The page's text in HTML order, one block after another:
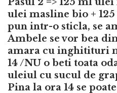
ulei masline bio +
pun intr-o sticla, se
Ambele se vor bea
amara cu inghitituri
14 /NU o beti toata
uleiul cu sucul de
Pina la ora 14 se